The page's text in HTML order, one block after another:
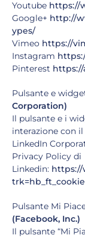
Youtube https://
Google+ http://
ypes/
Vimeo https://
Instagram
Pinterest
Pulsante e
Corporation)
Il pulsante e i
interazione con
LinkedIn
Privacy Policy di
Linkedin: https://
trk=hb_ft_cookie
Pulsante Mi
(Facebook, Inc.)
Il pulsante “Mi